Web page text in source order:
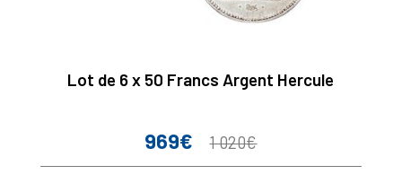
Lot de 6 x 50 Francs Argent Hercule
Prix
969€
Prix
1 020€